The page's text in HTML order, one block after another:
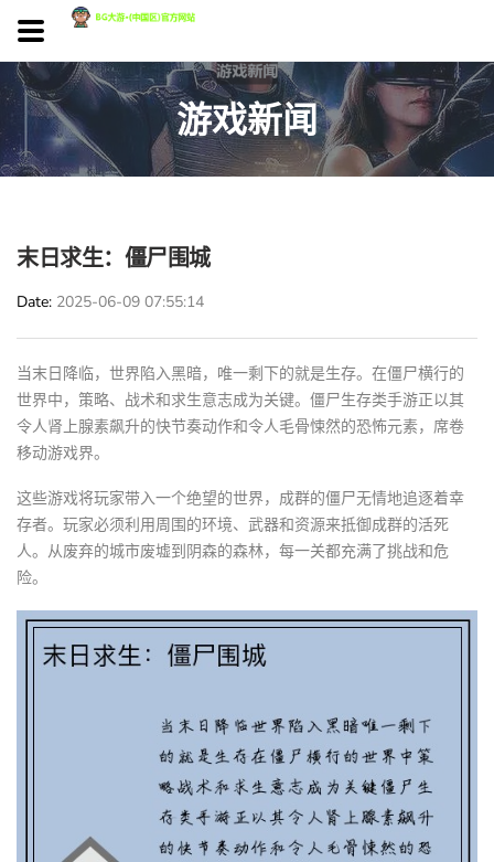
游戏新闻
末日求生：僵尸围城
Date 2025-06-09 07:55:14
当末日降临，世界陷入黑暗，唯一剩下的就是生存。在僵尸横行的
世界中，策略、战术和求生意志成为关键。僵尸生存类手游正以其
令人肾上腺素飙升的快节奏动作和令人毛骨悚然的恐怖元素，席卷
移动游戏界。
这些游戏将玩家带入一个绝望的世界，成群的僵尸无情地追逐着幸
存者。玩家必须利用周围的环境、武器和资源来抵御成群的活死
人。从废弃的城市废墟到阴森的森林，每一关都充满了挑战和危
险。